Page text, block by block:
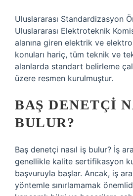
Uluslararası Standardizasyon
Uluslararası Elektroteknik
alanına giren elektrik ve
konuları hariç, tüm teknik ve
alanlarda standart belirleme
üzere resmen kurulmuştur.
BAŞ DENETÇI
BULUR?
Baş denetçi nasıl iş bulur? İş
genellikle kalite sertifikasyon
başvuruyla başlar. Ancak, iş
yöntemle sınırlamamak